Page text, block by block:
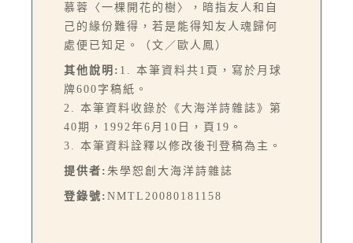
慕蓉〈一棵開花的樹〉，暗指友人和自
己的緣份難得，若是能得知友人魂歸何
處便已知足。（文／歐人鳳）
其他說明: 1. 本筆資料共1頁，寫於月球
牌600字稿紙。
2. 本筆資料收錄於《大海洋詩雜誌》第
40期，1992年6月10日，頁19。
3. 本筆資料詮釋以修改後刊登稿為主。
提供者: 朱學恕創大海洋詩雜誌
登錄號: NMTL20080181158